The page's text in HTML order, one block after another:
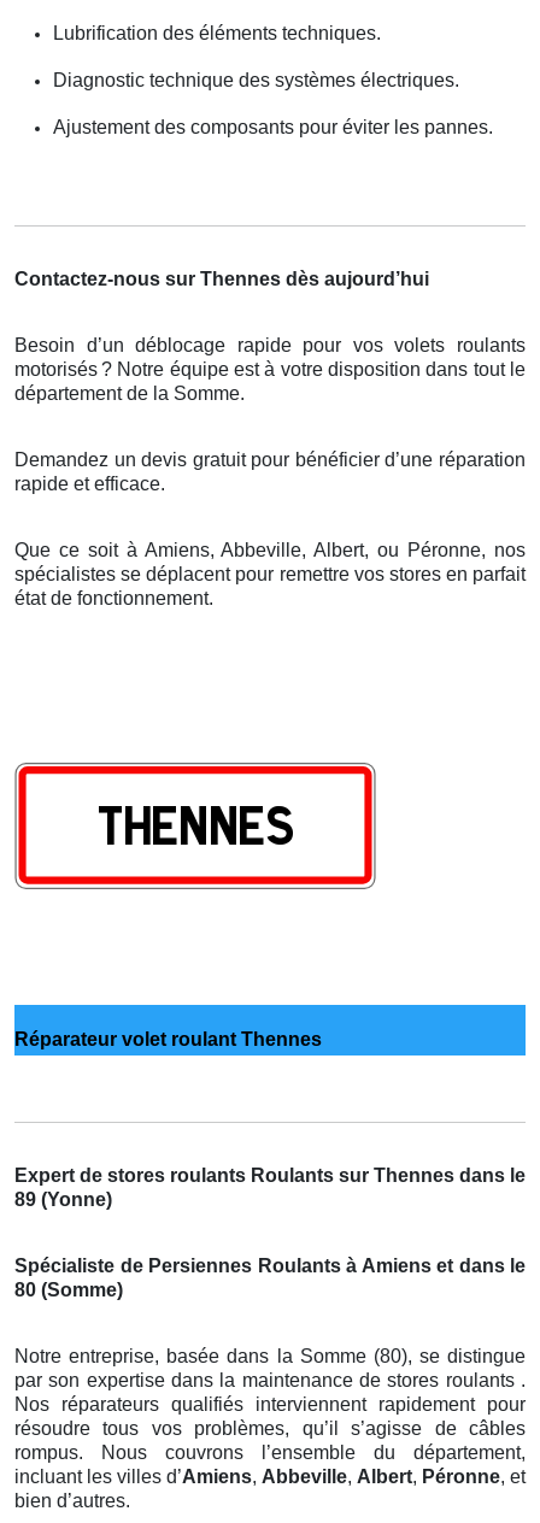
Lubrification des éléments techniques.
Diagnostic technique des systèmes électriques.
Ajustement des composants pour éviter les pannes.
Contactez-nous sur Thennes dès aujourd’hui
Besoin d’un déblocage rapide pour vos volets roulants
motorisés? Notre équipe està votre disposition dans tout le
département de la Somme.
Demandez un devis gratuit pour bénéficier d’une réparation
rapide et efficace.
Que ce soit à Amiens, Abbeville, Albert, ou Péronne, nos
spécialistes se déplacent pour remettre vos stores en parfait
état de fonctionnement.
Réparateur volet roulant Thennes
Expert de stores roulants Roulants sur Thennes dans le
89 (Yonne)
Spécialiste de Persiennes Roulants à Amiens et dans le
80 (Somme)
Notre entreprise, basée dans la Somme (80), se distingue
par son expertise dans la maintenance de stores roulants .
Nos réparateurs qualifiés interviennent rapidement pour
résoudre tous vos problèmes, qu’il s’agisse de câbles
rompus. Nous couvrons l’ensemble du département,
incluant les villes d’Amiens, Abbeville, Albert, Péronne, et
bien d’autres.